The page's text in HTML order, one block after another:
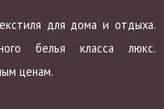
для дома и отдыха.
белья класса люкс.
ценам.